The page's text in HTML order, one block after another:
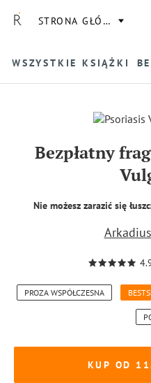
STRONA GŁÓWNA
WSZYSTKIE KSIĄŻKI
Bezpłatny
Nie możesz zarazić się
PROZA WSPÓŁCZESNA
KUP OD